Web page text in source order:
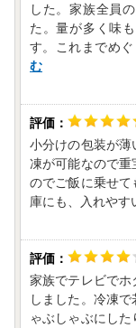
した。家族全員
た。量が多く味
す。これまでめ
む
小分けの包装が
凍が可能なので重
のでご飯に乗せ
庫にも、入れやす
家族でテレビで
しました。冷凍
ゃぶしゃぶにし